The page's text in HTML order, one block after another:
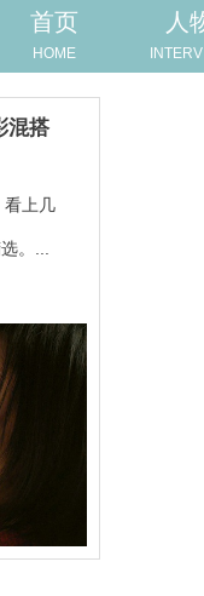
首页
HOME
人
混搭
看上几
。...